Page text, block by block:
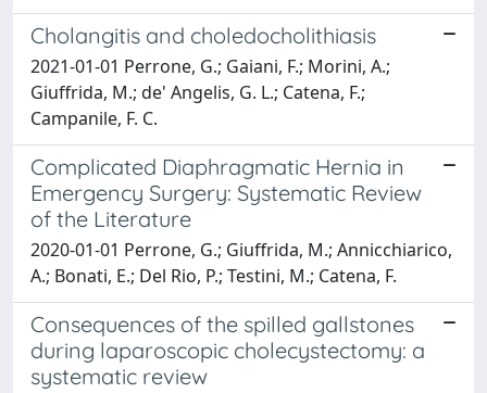
Cholangitis and choledocholithiasis
2021-01-01 Perrone, G.; Gaiani, F.; Morini, A.;
Giuffrida, M.; de' Angelis, G. L.; Catena, F.;
Campanile, F. C.
Complicated Diaphragmatic Hernia in
Emergency Surgery: Systematic Review
of the Literature
2020-01-01 Perrone, G.; Giuffrida, M.; Annicchiarico,
A.; Bonati, E.; Del Rio, P.; Testini, M.; Catena, F.
Consequences of the spilled gallstones
during laparoscopic cholecystectomy: a
systematic review